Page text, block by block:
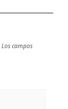
Los campos